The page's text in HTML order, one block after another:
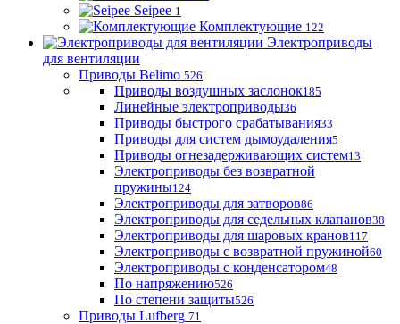
Seipee 1
Комплектующие 122
Электроприводы
для вентиляции
Приводы Belimo 526
Приводы воздушных заслонок185
Линейные электроприводы36
Приводы быстрого срабатывания33
Приводы для систем дымоудаления5
Приводы огнезадерживающих систем13
Электроприводы без возвратной
пружины124
Электроприводы для затворов86
Электроприводы для седельных клапанов38
Электроприводы для шаровых кранов117
Электроприводы с возвратной пружиной60
Электроприводы с конденсатором48
По напряжению526
По степени защиты526
Приводы Lufberg 71